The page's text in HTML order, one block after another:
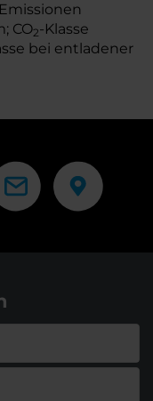
CO2-Klasse
bei entladener